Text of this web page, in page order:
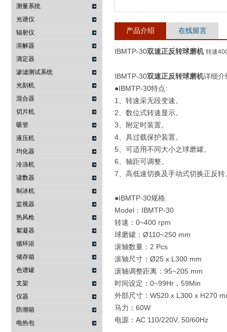
测量系统
光谱仪
辐射仪
溶解器
滴定器
渗滤测试系统
光刻机
混合器
切片机
吸管
液压机
均化器
冷冻机
读数器
制冰机
监视器
热风枪
絮凝器
循环浴
储存箱
色谱罐
支架
仪器
防潮箱
电热包
产品介绍 在线留言
IBMTP-30双速正反转球磨机 转速
IBMTP-30双速正反转球磨机详细介
●IBMTP-30特点:
1、转速采无段变速。
2、数位式转速显示。
3、附定时装置。
4、具过载保护装置。
5、可适用不同大小之球磨罐。
6、轴距可调整。
7、高低速切换及手动式切换正反转
●IBMTP-30规格:
Model：IBMTP-30
转速：0~400 rpm
球磨罐：Ø110~250 mm
滚轴数量：2 Pcs
滚轴尺寸：Ø25 x L300 mm
滚轴调整距离：95~205 mm
时间设定：0~99Hr，59Min
外部尺寸：W520 x L300 x H270
马力：60W
电源：AC 110/220V, 50/60Hz